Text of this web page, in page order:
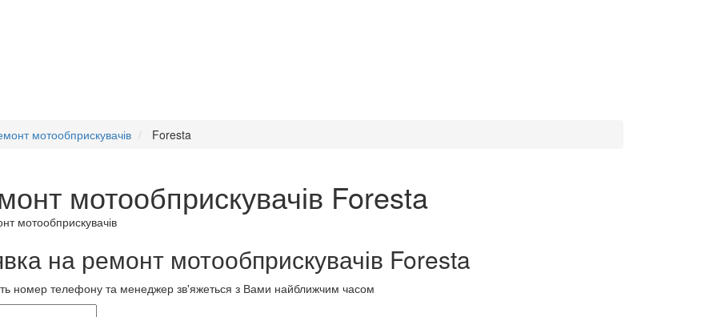
мотообприскувачів
Foresta
мотообприскувачів Foresta
на ремонт мотообприскувачів Foresta
номер телефону та менеджер зв'яжеться з Вами найближчим часом